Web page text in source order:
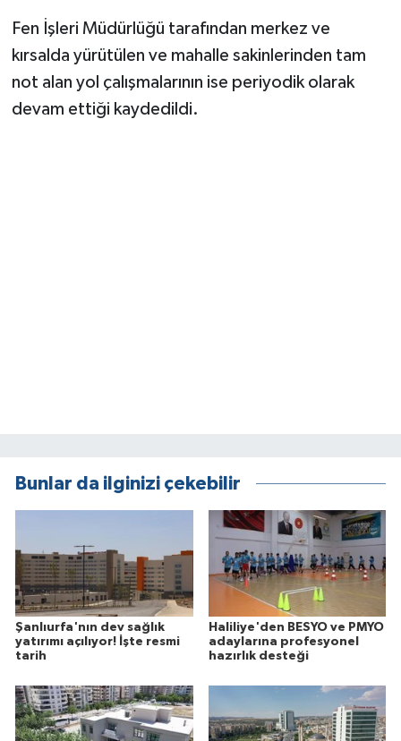
Fen İşleri Müdürlüğü tarafından merkez ve
kırsalda yürütülen ve mahalle sakinlerinden tam
not alan yol çalışmalarının ise periyodik olarak
devam ettiği kaydedildi.
Bunlar da ilginizi çekebilir
Şanlıurfa'nın dev sağlık
yatırımı açılıyor! İşte resmi
tarih
Haliliye'den BESYO ve PMYO
adaylarına profesyonel
hazırlık desteği